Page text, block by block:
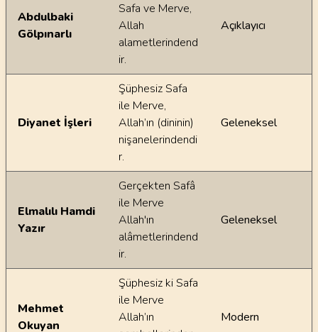
Abdulbaki
Gölpınarlı
Safa ve Merve,
Allah
alametlerindend
ir.
Açıklayıcı
Diyanet İşleri
Şüphesiz Safa
ile Merve,
Allah’ın (dininin)
nişanelerindendi
r.
Geleneksel
Elmalılı Hamdi
Yazır
Gerçekten Safâ
ile Merve
Allah'ın
alâmetlerindend
ir.
Geleneksel
Mehmet
Okuyan
Şüphesiz ki Safa
ile Merve
Allah’ın
Modern